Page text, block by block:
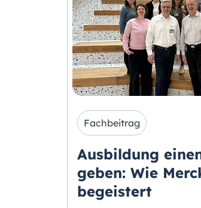
Fachbeitrag
Ausbildung
geben: Wie
begeistert